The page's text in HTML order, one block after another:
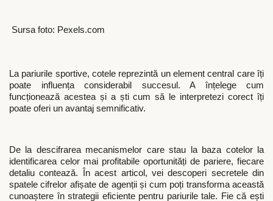
Sursa foto: Pexels.com
La pariurile sportive, cotele reprezintă un element central care îți
poate influența considerabil succesul. A înțelege cum
funcționează acestea și a ști cum să le interpretezi corect îți
poate oferi un avantaj semnificativ.
De la descifrarea mecanismelor care stau la baza cotelor la
identificarea celor mai profitabile oportunități de pariere, fiecare
detaliu contează. În acest articol, vei descoperi secretele din
spatele cifrelor afișate de agenții și cum poți transforma această
cunoaștere în strategii eficiente pentru pariurile tale. Fie că ești